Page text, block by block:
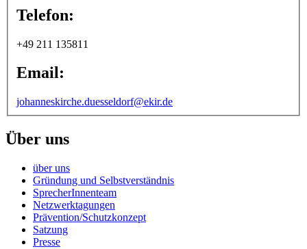
Telefon:
+49 211 135811
Email:
johanneskirche.duesseldorf@ekir.de
Über uns
über uns
Gründung und Selbstverständnis
SprecherInnenteam
Netzwerktagungen
Prävention/Schutzkonzept
Satzung
Presse